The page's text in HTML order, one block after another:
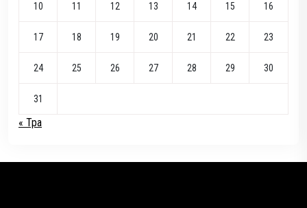
10 11 12 13 14 15 16
17 18 19 20 21 22 23
24 25 26 27 28 29 30
31
« Тра